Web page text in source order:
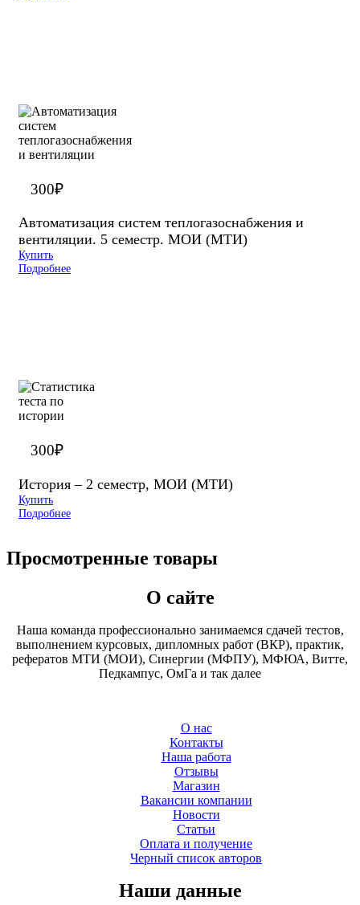
300₽
Автоматизация систем теплогазоснабжения и
вентиляции. 5 семестр. МОИ (МТИ)
Купить
Подробнее
300₽
История – 2 семестр, МОИ (МТИ)
Купить
Подробнее
Просмотренные товары
О сайте
Наша команда профессионально занимаемся сдачей тестов,
выполнением курсовых, дипломных работ (ВКР), практик,
рефератов МТИ (МОИ), Синергии (МФПУ), МФЮА, Витте,
Педкампус, ОмГа и так далее
О нас
Контакты
Наша работа
Отзывы
Магазин
Вакансии компании
Новости
Статьи
Оплата и получение
Черный список авторов
Наши данные